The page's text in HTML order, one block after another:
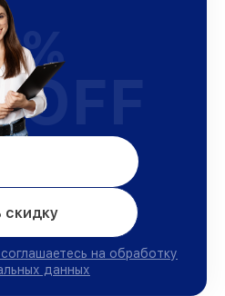
скидку
на обработку
данных
%
OFF